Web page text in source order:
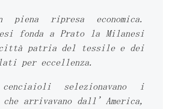
ripresa economica.
fonda a Prato la Milanesi
patria del tessile e dei
per eccellenza.
selezionavano i
arrivavano dall’America,